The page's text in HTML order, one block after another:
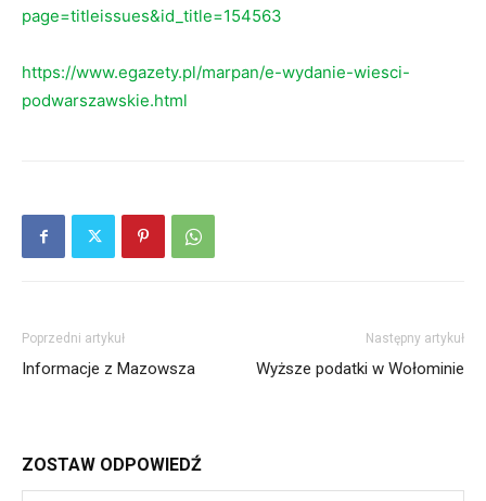
page=titleissues&id_title=154563
https://www.egazety.pl/marpan/e-wydanie-wiesci-
podwarszawskie.html
Poprzedni artykuł
Informacje z Mazowsza
Następny artykuł
Wyższe podatki w Wołominie
ZOSTAW ODPOWIEDŹ